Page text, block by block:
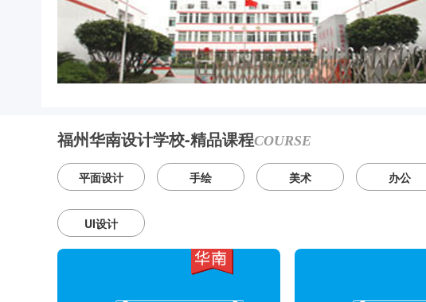
福州华南设计学校-精品课程COURSE
平面设计 手绘 美术 办公
UI设计